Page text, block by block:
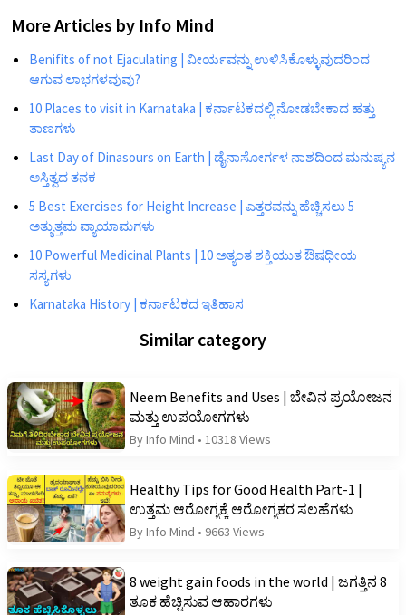
More Articles by Info Mind
Benifits of not Ejaculating | ವೀರ್ಯವನ್ನು ಉಳಿಸಿಕೊಳ್ಳುವುದರಿಂದ
ಆಗುವ ಲಾಭಗಳವುವು?
10 Places to visit in Karnataka | ಕರ್ನಾಟಕದಲ್ಲಿ ನೋಡಬೇಕಾದ ಹತ್ತು
ತಾಣಗಳು
Last Day of Dinasours on Earth | ಡೈನಾಸೋರ್ಗಳ ನಾಶದಿಂದ ಮನುಷ್ಯನ
ಅಸ್ತಿತ್ವದ ತನಕ
5 Best Exercises for Height Increase | ಎತ್ತರವನ್ನು ಹೆಚ್ಚಿಸಲು 5
ಅತ್ಯುತ್ತಮ ವ್ಯಾಯಾಮಗಳು
10 Powerful Medicinal Plants | 10 ಅತ್ಯಂತ ಶಕ್ತಿಯುತ ಔಷಧೀಯ
ಸಸ್ಯಗಳು
Karnataka History | ಕರ್ನಾಟಕದ ಇತಿಹಾಸ
Similar category
Neem Benefits and Uses | ಬೇವಿನ ಪ್ರಯೋಜನ
ಮತ್ತು ಉಪಯೋಗಗಳು
By Info Mind • 10318 Views
Healthy Tips for Good Health Part-1 |
ಉತ್ತಮ ಆರೋಗ್ಯಕ್ಕೆ ಆರೋಗ್ಯಕರ ಸಲಹೆಗಳು
By Info Mind • 9663 Views
8 weight gain foods in the world | ಜಗತ್ತಿನ 8
ತೂಕ ಹೆಚ್ಚಿಸುವ ಆಹಾರಗಳು